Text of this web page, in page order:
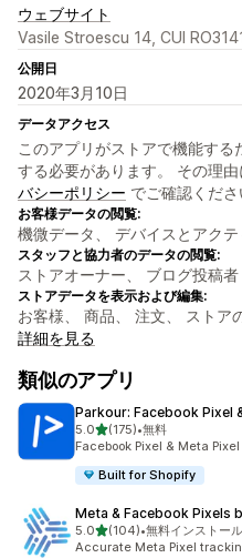
ウェブサイト
Vasile Stroescu 14, CUI
公開日
2020年3月10日
データアクセス
このアプリがストアで機能する
する必要があります。 その理
バシーポリシー でご確認くださ
お客様データの閲覧:
機微データ、 デバイスとアク
スタッフと協力者のデータの閲覧:
ストアオーナー、 ブログ投稿者
ストアデータを表示および編集:
お客様、 商品、 注文、 ストア
詳細を見る
類似のアプリ
Parkour: Facebook Pixel
5.05つ星中
(175)
合計レビュー数：175件
•無料
Facebook Pixel & Meta
Built for Shopify
Meta & Facebook Pixels
5.05つ星中
(104)
合計レビュー数：104件
•無料インストール
Accurate Meta Pixel